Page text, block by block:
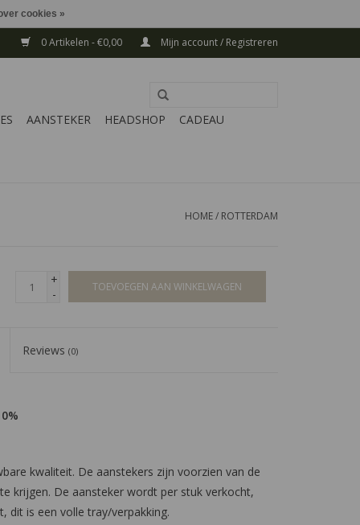
0 Artikelen - €0,00 Mijn account / Registreren
AANSTEKER HEADSHOP
CADEAU
HOME/ ROTTERDAM
+
-
TOEVOEGEN AAN WINKELWAGEN
Reviews(0)
kwaliteit. De aanstekers zijn voorzien van de
krijgen. De aansteker wordt per stuk verkocht,
dit is een volle tray/verpakking.
cookies »